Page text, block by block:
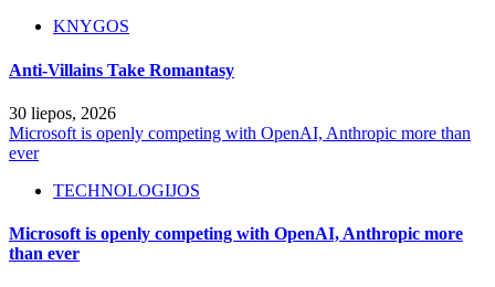
KNYGOS
Anti-Villains Take Romantasy
30 liepos, 2026
Microsoft is openly competing with OpenAI, Anthropic more than
ever
TECHNOLOGIJOS
Microsoft is openly competing with OpenAI, Anthropic more
than ever